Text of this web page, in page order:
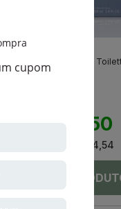
Jaguar Classic Eau De
Masculino
R$ 294,50
R$ 24,54